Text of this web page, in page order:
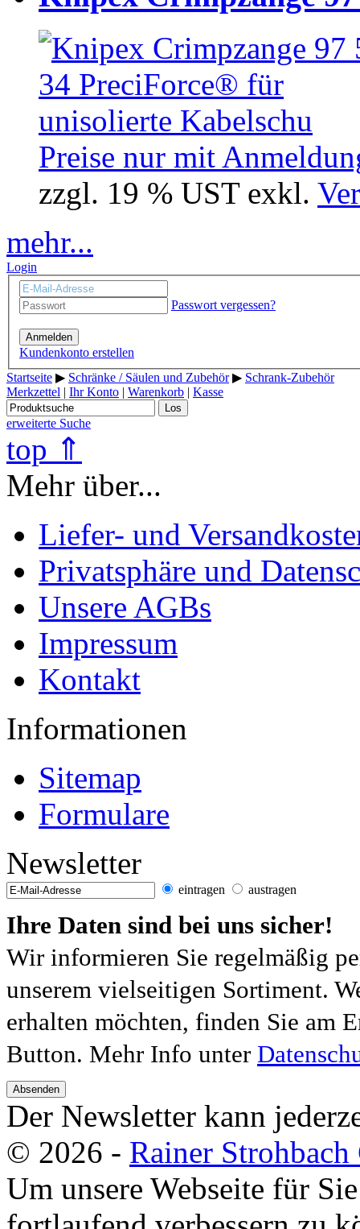
Preise nur mit
zzgl. 19 % UST exkl.
mehr...
Login
Passwort vergessen?
Anmelden
Kundenkonto erstellen
Startseite ▶ Schränke / Säulen und Zubehör▶ Schrank-Zubehör
Merkzettel | Ihr Konto | Warenkorb | Kasse
Los
erweiterte Suche
top ⇑
Mehr über...
Liefer- und
Privatsphäre und
Unsere AGBs
Impressum
Kontakt
Informationen
Sitemap
Formulare
Newsletter
eintragen austragen
Ihre Daten sind bei uns sicher!
Wir informieren Sie regelmäßig
unserem vielseitigen Sortiment.
erhalten möchten, finden Sie am
Button. Mehr Info unter
Absenden
Der Newsletter kann
© 2026 - Rainer
Um unsere Webseite für